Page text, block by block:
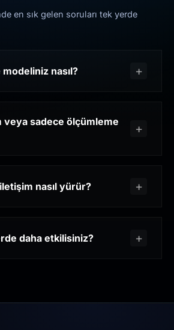
en sık gelen soruları tek yerde
nasıl?
veya sadece ölçümleme
nasıl yürür?
daha etkilisiniz?